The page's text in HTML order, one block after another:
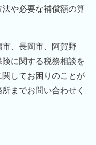
や必要な補償額の算
、長岡市、阿賀野
に関する税務相談を
してお困りのことが
までお問い合わせく